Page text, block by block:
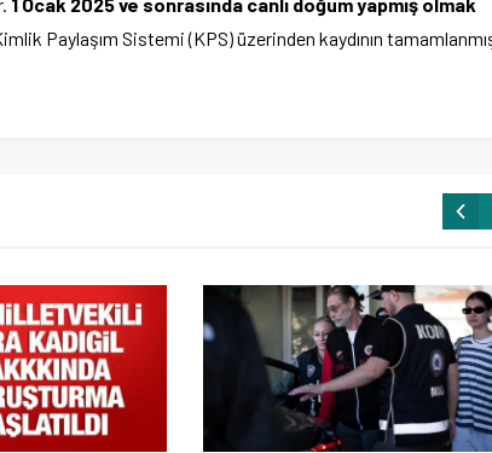
Paylaşım Sistemi (KPS) üzerinden kaydının